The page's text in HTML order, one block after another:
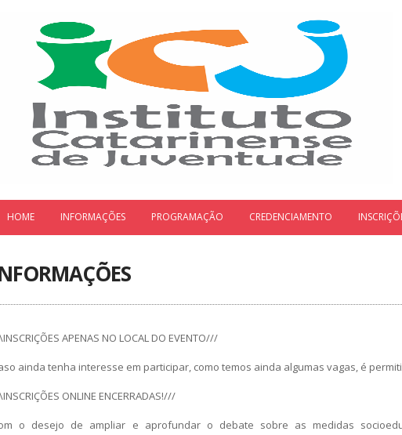
HOME INFORMAÇÕES PROGRAMAÇÃO CREDENCIAMENTO
APENAS NO LOCAL DO EVENTO///
ainda tenha interesse em participar, como temos ainda algumas vagas, é
ONLINE ENCERRADAS!///
o desejo de ampliar e aprofundar o debate sobre as medidas